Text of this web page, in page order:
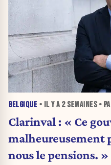
BELGIQUE • IL Y A 2 SEMAINES•
Clarinval : « Ce
malheureusement
nous le pensions. »